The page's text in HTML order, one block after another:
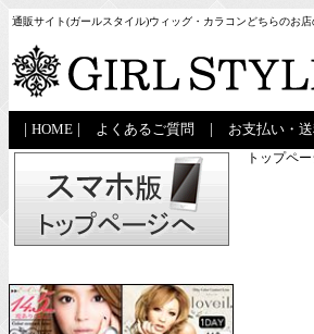
通販サイト(ガールスタイル)ウィッグ・カラコンどちらのお
HOME よくあるご質問 お支払い・
トップペー